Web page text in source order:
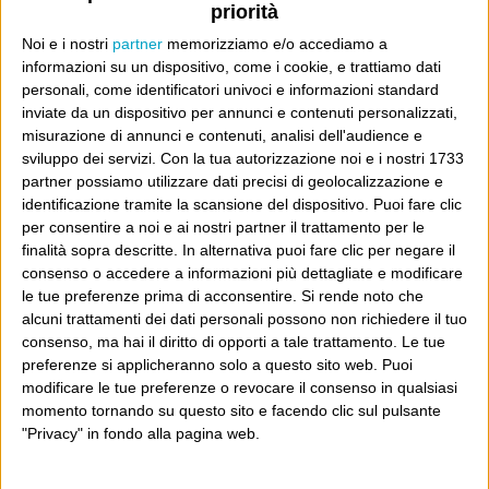
priorità
Noi e i nostri partner memorizziamo e/o accediamo a
informazioni su un dispositivo, come i cookie, e trattiamo dati
personali, come identificatori univoci e informazioni standard
inviate da un dispositivo per annunci e contenuti personalizzati,
misurazione di annunci e contenuti, analisi dell'audience e
sviluppo dei servizi. Con la tua autorizzazione noi e i nostri 1733
partner possiamo utilizzare dati precisi di geolocalizzazione e
identificazione tramite la scansione del dispositivo. Puoi fare clic
per consentire a noi e ai nostri partner il trattamento per le
finalità sopra descritte. In alternativa puoi fare clic per negare il
consenso o accedere a informazioni più dettagliate e modificare
le tue preferenze prima di acconsentire. Si rende noto che
alcuni trattamenti dei dati personali possono non richiedere il tuo
consenso, ma hai il diritto di opporti a tale trattamento. Le tue
preferenze si applicheranno solo a questo sito web. Puoi
modificare le tue preferenze o revocare il consenso in qualsiasi
momento tornando su questo sito e facendo clic sul pulsante
"Privacy" in fondo alla pagina web.
A chi pensi, quando senti dire “patrimoniale”?
Con due pistole caricate a salve e un canestro di parole
Cinquantaquattro contro quarantasei
Info
AI che scrive di Taylor Swift come se fossi io
Filologia di Wittgenstein
Cookie
Informativa sui cookie